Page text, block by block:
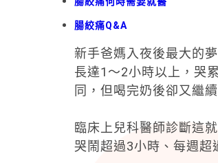
腸絞痛Q&A
新手爸媽入夜後最大的
長達1～2小時以上，哭
同，但喝完奶後卻又繼
臨床上兒科醫師診斷這
哭鬧超過3小時、每週超